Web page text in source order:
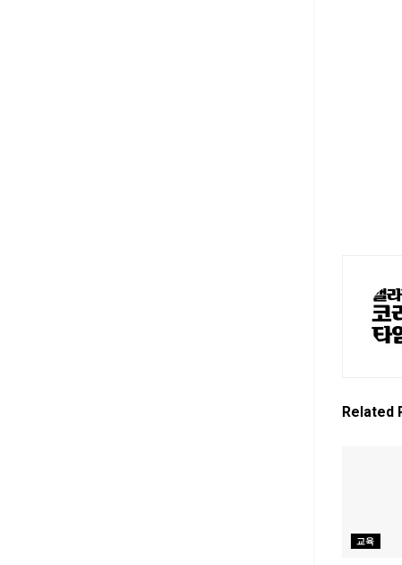
Related
교육